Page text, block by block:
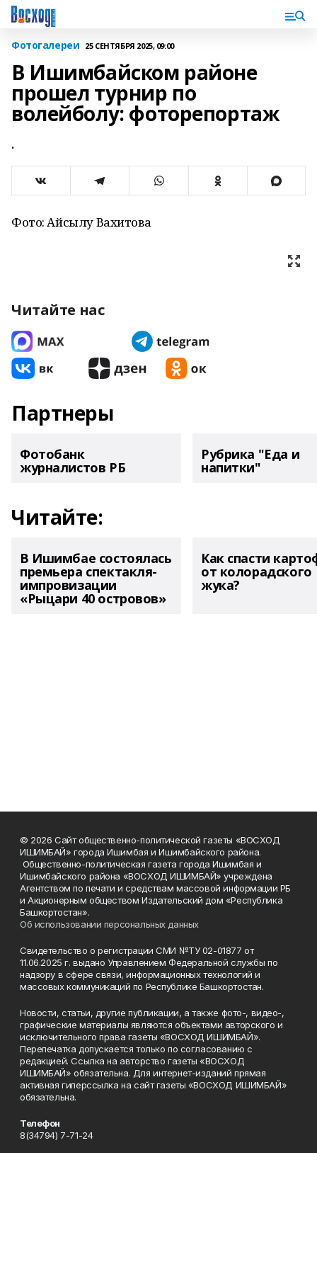
Фотогалереи 25 СЕНТЯБРЯ 2025, 09:00
В Ишимбайском районе
прошел турнир по
волейболу: фоторепортаж
.
Фото: Айсылу Вахитова
Читайте нас
Партнеры
Фотобанк
журналистов РБ
Рубрика "Еда и
напитки"
Читайте:
В Ишимбае состоялась
премьера спектакля-
импровизации
«Рыцари 40 островов»
Как спасти
от колорадского
жука?
© 2026 Сайт общественно-политической газеты «ВОСХОД
ИШИМБАЙ» города Ишимбая и Ишимбайского района.
Общественно-политическая газета города Ишимбая и
Ишимбайского района «ВОСХОД ИШИМБАЙ» учреждена
Агентством по печати и средствам массовой информации РБ
и Акционерным обществом Издательский дом «Республика
Башкортостан».
Об использовании персональных данных
Свидетельство о регистрации СМИ №ТУ 02-01877 от
11.06.2025 г. выдано Управлением Федеральной службы по
надзору в сфере связи, информационных технологий и
массовых коммуникаций по Республике Башкортостан.
Новости, статьи, другие публикации, а также фото-, видео-,
графические материалы являются объектами авторского и
исключительного права газеты «ВОСХОД ИШИМБАЙ».
Перепечатка допускается только по согласованию с
редакцией. Ссылка на авторство газеты «ВОСХОД
ИШИМБАЙ» обязательна. Для интернет-изданий прямая
активная гиперссылка на сайт газеты «ВОСХОД ИШИМБАЙ»
обязательна.
Телефон
8(34794) 7-71-24
Эл. почта